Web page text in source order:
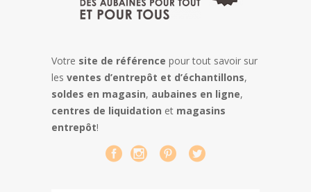
Votre site de référence pour tout savoir sur
les ventes d’entrepôt et d’échantillons,
soldes en magasin, aubaines en ligne,
centres de liquidation et magasins
entrepôt!